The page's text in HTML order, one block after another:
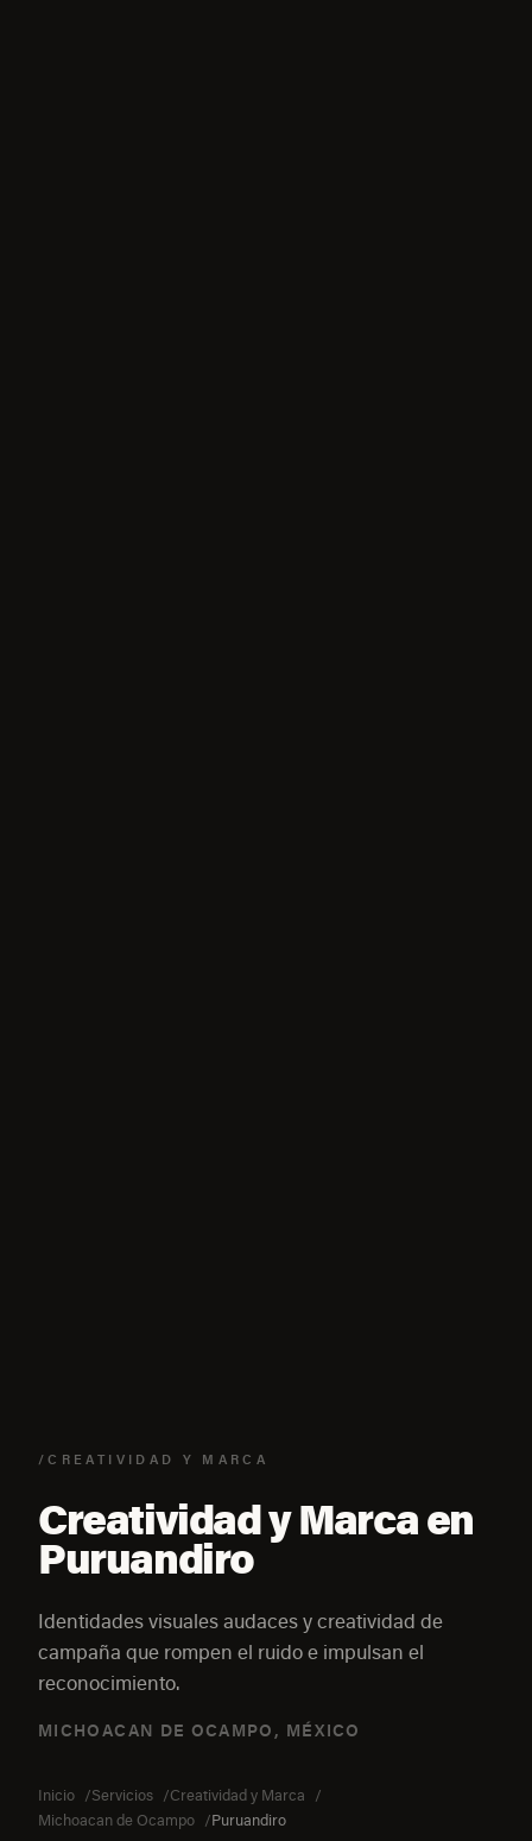
/CREATIVIDAD Y MARCA
Creatividad y Marca en
Puruandiro
Identidades visuales audaces y creatividad de
campaña que rompen el ruido e impulsan el
reconocimiento.
MICHOACAN DE OCAMPO, MÉXICO
Inicio Servicios
Creatividad y Marca
Michoacan de Ocampo
Puruandiro